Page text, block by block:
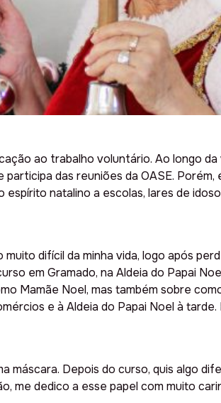
ao trabalho voluntário. Ao longo
das reuniões da OASE.
espírito natalino a escolas, lares de
difícil da minha vida, logo após
em Gramado, na Aldeia do Papai
Mamãe Noel, mas também sobre
e à Aldeia do Papai Noel à
máscara. Depois do curso, quis algo
me dedico a esse papel com muito